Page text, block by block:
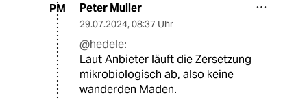
PM Peter Muller
29.07.2024, 08:37 Uhr
@hedele:
Laut Anbieter läuft die Zersetzung
mikrobiologisch ab, also keine
wanderden Maden.